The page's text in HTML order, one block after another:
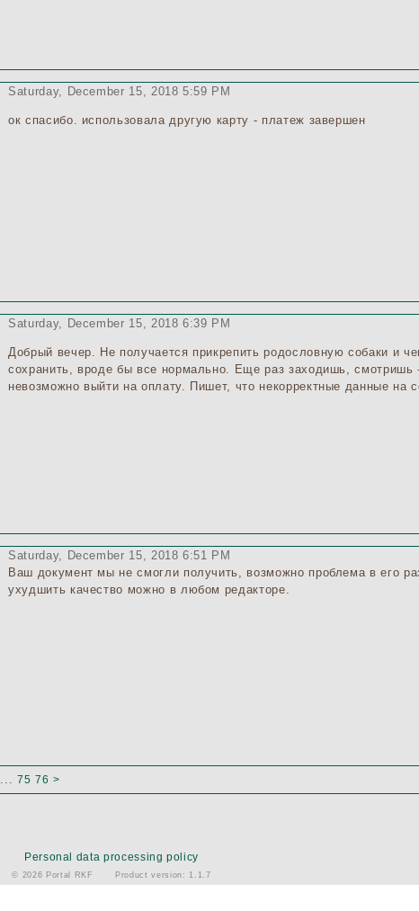
Saturday, December 15, 2018 5:59 PM
ок спасибо. использовала другую карту - платеж завершен
Saturday, December 15, 2018 6:39 PM
Добрый вечер. Не получается прикрепить родословную собаки и
сохранить, вроде бы все нормально. Еще раз заходишь, смотришь
невозможно выйти на оплату. Пишет, что некорректные данные на
Saturday, December 15, 2018 6:51 PM
Ваш документ мы не смогли получить, возможно проблема в его
ухудшить качество можно в любом редакторе.
... 75 76 >
Personal data processing policy
© 2026 Portal RKF
Product version: 1.1.7